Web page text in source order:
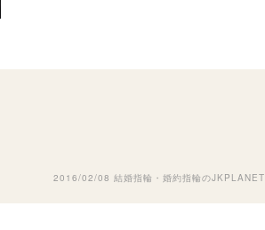
2016/02/08 結婚指輪・婚約指輪のJKPLANET